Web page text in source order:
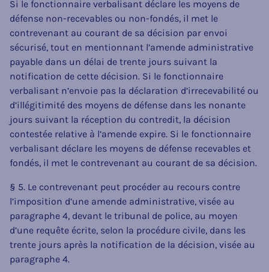
Si le fonctionnaire verbalisant déclare les moyens de
défense non-recevables ou non-fondés, il met le
contrevenant au courant de sa décision par envoi
sécurisé, tout en mentionnant l’amende administrative
payable dans un délai de trente jours suivant la
notification de cette décision. Si le fonctionnaire
verbalisant n’envoie pas la déclaration d’irrecevabilité ou
d’illégitimité des moyens de défense dans les nonante
jours suivant la réception du contredit, la décision
contestée relative à l’amende expire. Si le fonctionnaire
verbalisant déclare les moyens de défense recevables et
fondés, il met le contrevenant au courant de sa décision.
§ 5. Le contrevenant peut procéder au recours contre
l’imposition d’une amende administrative, visée au
paragraphe 4, devant le tribunal de police, au moyen
d’une requête écrite, selon la procédure civile, dans les
trente jours après la notification de la décision, visée au
paragraphe 4.